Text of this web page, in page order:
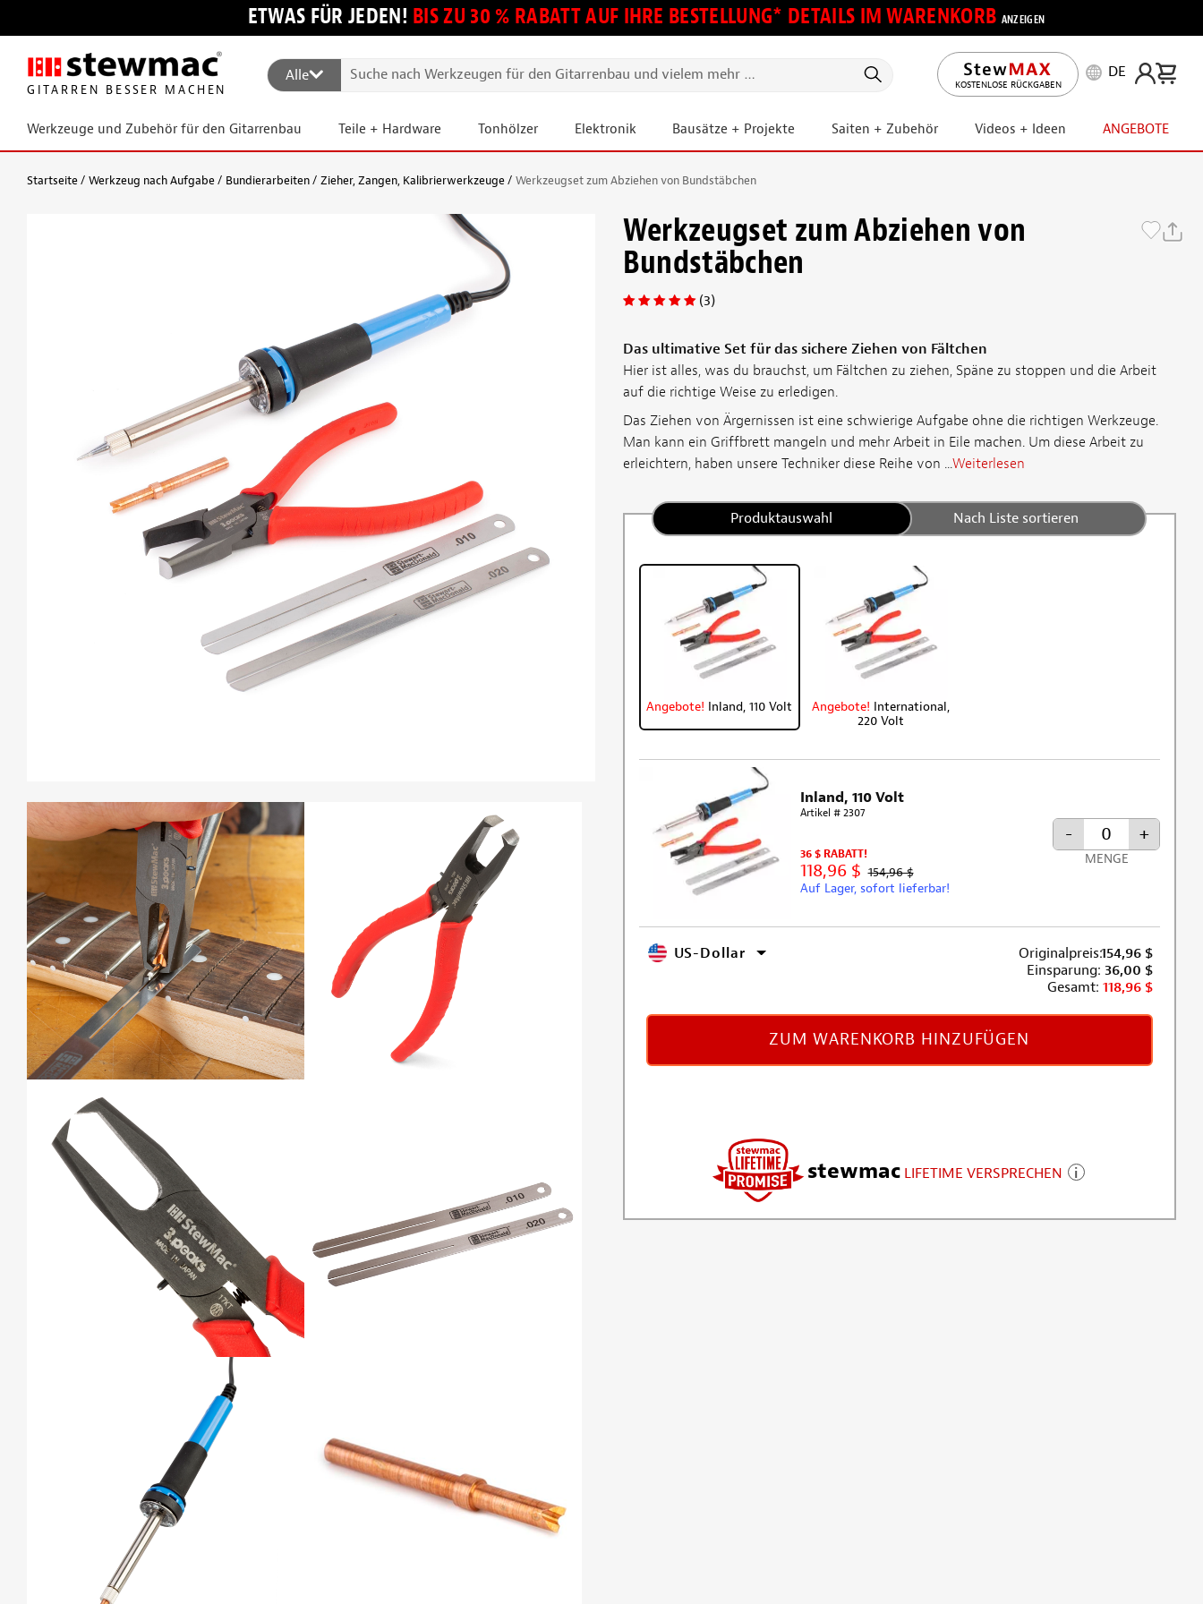
ETWAS FÜR JEDEN! BIS ZU 30 % RABATT AUF IHRE BESTELLUNG* DETAILS IM WARENKORB ANZEIGEN
GITARREN BESSER MACHEN
Alle
KOSTENLOSE RÜCKGABEN
DE
Werkzeuge und Zubehör für den Gitarrenbau Teile + Hardware Tonhölzer Elektronik Bausätze + Projekte Saiten + Zubehör Videos + Ideen ANGEBOTE
Startseite Werkzeug nach Aufgabe Bundierarbeiten Zieher, Zangen, Kalibrierwerkzeuge Werkzeugset zum Abziehen von Bundstäbchen
Werkzeugset zum Abziehen von
Bundstäbchen
(3)
Das ultimative Set für das sichere Ziehen von Fältchen
Hier ist alles, was du brauchst, um Fältchen zu ziehen, Späne zu stoppen und die Arbeit
auf die richtige Weise zu erledigen.
Das Ziehen von Ärgernissen ist eine schwierige Aufgabe ohne die richtigen Werkzeuge.
Man kann ein Griffbrett mangeln und mehr Arbeit in Eile machen. Um diese Arbeit zu
erleichtern, haben unsere Techniker diese Reihe von ...Weiterlesen
Produktauswahl Nach Liste sortieren
Angebote! Inland, 110 Volt Angebote! International,
220 Volt
Inland, 110 Volt
Artikel # 2307
36 $ RABATT!
118,96 $ 154,96 $
Auf Lager, sofort lieferbar!
- +
MENGE
US-Dollar Originalpreis:154,96 $
Einsparung: 36,00 $
Gesamt: 118,96 $
ZUM WARENKORB HINZUFÜGEN
stewmac LIFETIME VERSPRECHEN